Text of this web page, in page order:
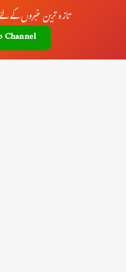
تازہ ترین خبروں کے